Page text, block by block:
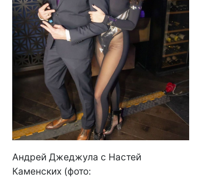
Андрей Джеджула с Настей
Каменских (фото: